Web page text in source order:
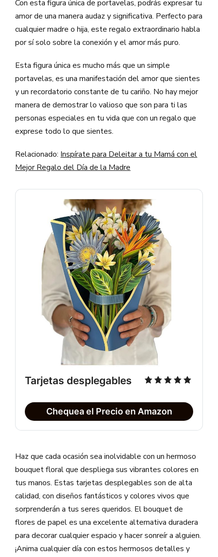
Con esta figura única de portavelas, podrás expresar tu
amor de una manera audaz y significativa. Perfecto para
cualquier madre o hija, este regalo extraordinario habla
por sí solo sobre la conexión y el amor más puro.
Esta figura única es mucho más que un simple
portavelas, es una manifestación del amor que sientes
y un recordatorio constante de tu cariño. No hay mejor
manera de demostrar lo valioso que son para ti las
personas especiales en tu vida que con un regalo que
exprese todo lo que sientes.
Relacionado: Inspírate para Deleitar a tu Mamá con el
Mejor Regalo del Día de la Madre
Tarjetas desplegables
Chequea el Precio en Amazon
Haz que cada ocasión sea inolvidable con un hermoso
bouquet floral que despliega sus vibrantes colores en
tus manos. Estas tarjetas desplegables son de alta
calidad, con diseños fantásticos y colores vivos que
sorprenderán a tus seres queridos. El bouquet de
flores de papel es una excelente alternativa duradera
para decorar cualquier espacio y hacer sonreír a alguien.
¡Anima cualquier día con estos hermosos detalles y